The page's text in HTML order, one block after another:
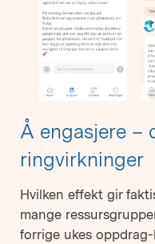
Å engasjere –
ringvirkninger
Hvilken effekt gir
mange
forrige ukes